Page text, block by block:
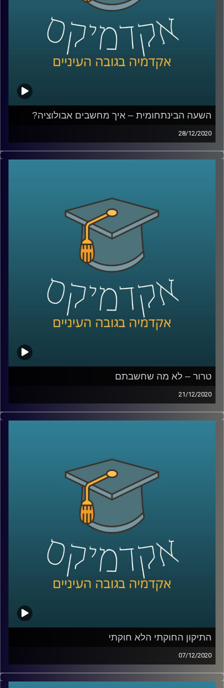
קרדיט תמונות: AudioVersity
השעה הבינתחומית – איך מחשבים אבולוציה?
28/12/2020
ביולוגיה חישובית היא תחום מרתק, והשימוש שד"ר אילן גרונאו
עושה במודלים החישוביים במחקריו- נדמים לסרט מדע בדיוני.
גנטית, ואיך בדיוק המחקר עושה שימוש במודלים מתמטיים
בשביל לגלות תגליות במחקר האבולוציוני
AudioVersity
טרור – לא מה שחשבתם
21/12/2020
האם נכון להתסכל על ארגוני טרור רק דרך פיגועי הטרור אותם
הם מבצעים?
פרופ' אסף מוגדם, דיקן ביה"ס לאודר לממשל דיפלומטיה
ואסטרטגיה שחוקר טרור, מסביר למה חשוב להבין שפעולות
טרור הן רק חלק מהזויות שיש לדבר עליהן כאשר אנחנו בוחנים
ארגוני טרור, מסביר על ההבדל שבין פעולת טרור וגרילה, ומביא
דוגמאות לרב תחומיות של ארגוני הטרור בעולם כולו
קרדיט תמונות:
AudioVersity
התיקון החוקתי הלא חוקתי
07/12/2020
יחסי ביהמ"ש העליון והפוליטיקאים, וסוגיות